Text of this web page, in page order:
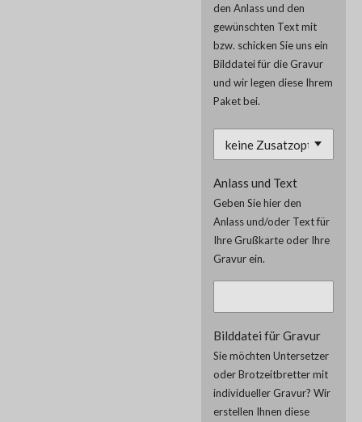
den Anlass und den
gewünschten Text mit
bzw. schicken Sie uns ein
Bilddatei für die Gravur
und wir legen diese Ihrem
Paket bei.
Anlass und Text
Geben Sie hier den
Anlass und/oder Text für
Ihre Grußkarte oder Ihre
Gravur ein.
Bilddatei für Gravur
Sie möchten Untersetzer
oder Brotzeitbretter mit
individueller Gravur? Wir
erstellen Ihnen diese